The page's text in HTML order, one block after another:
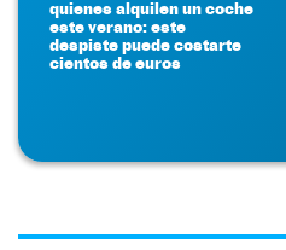
quienes alquilen un coche
este verano: este
despiste puede costarte
cientos de euros